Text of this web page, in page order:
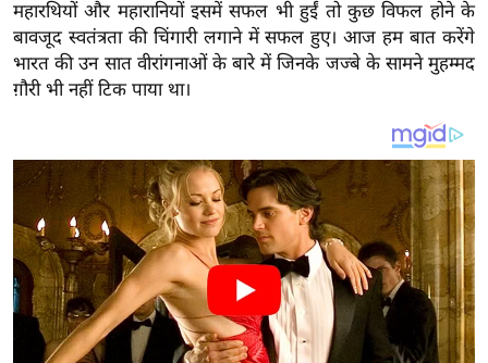
ष
ज्ञ
रा
य
ज
ट
खे
ल
क्रि
के
महारथियों और महारानियों इसमें सफल भी हुईं तो कुछ विफल होने के
बावजूद स्वतंत्रता की चिंगारी लगाने में सफल हुए। आज हम बात करेंगे
भारत की उन सात वीरांगनाओं के बारे में जिनके जज्बे के सामने मुहम्मद
ग़ौरी भी नहीं टिक पाया था।